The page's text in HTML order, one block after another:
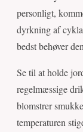
personligt,
dyrkning af
bedst behøver
Se til at holde
regelmæssige
blomstrer
temperaturen